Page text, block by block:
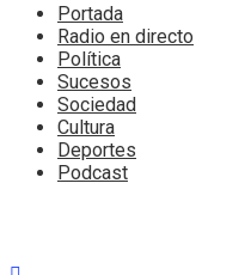
Portada
Radio en directo
Política
Sucesos
Sociedad
Cultura
Deportes
Podcast